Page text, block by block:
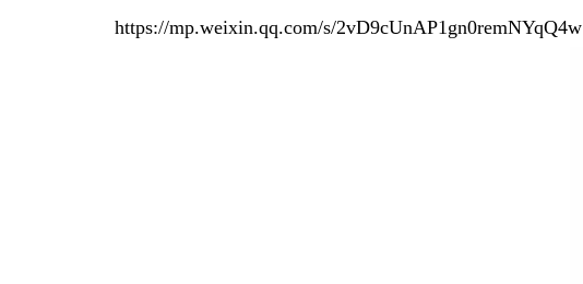
https://mp.weixin.qq.com/s/2vD9cUnAP1gn0remNYqQ4w